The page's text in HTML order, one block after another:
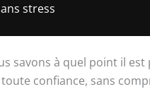
stress
savons à quel point il
confiance, sans